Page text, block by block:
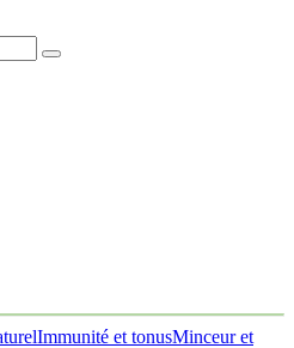
Immunité et tonusMinceur et